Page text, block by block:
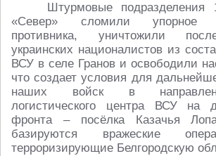
Штурмовые
«Север» сломили упорное
противника, уничтожили
украинских националистов из
ВСУ в селе Гранов и освободили
что создает условия для
наших войск в
логистического центра ВСУ на
фронта – посёлка Казачья
базируются вражеские
терроризирующие Белгородскую